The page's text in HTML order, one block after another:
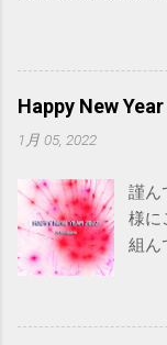
Happy New Year
1月 05, 2022
謹ん
様に
組ん
願